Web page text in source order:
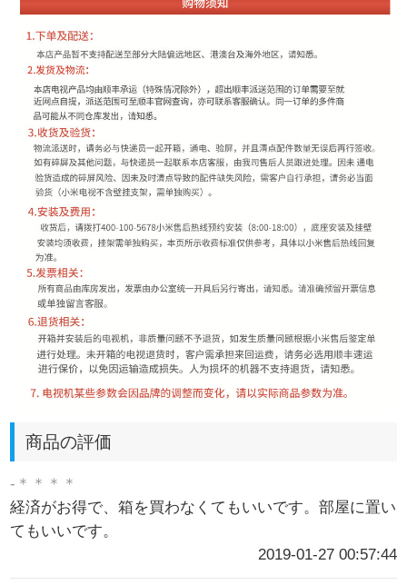
商品の評価
-＊＊＊＊
経済がお得で、箱を買わなくてもいいです。部屋に置い
てもいいです。
2019-01-27 00:57:44